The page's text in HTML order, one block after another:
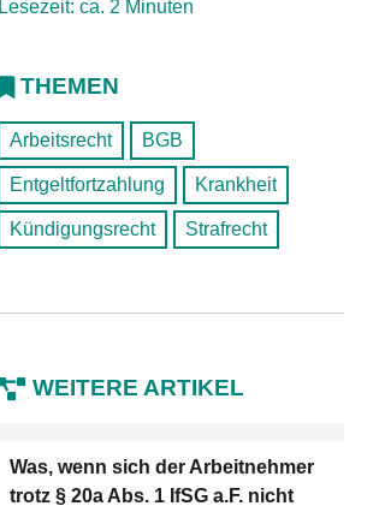
Lesezeit: ca. 2 Minuten
THEMEN
Arbeitsrecht BGB
Entgeltfortzahlung Krankheit
Kündigungsrecht Strafrecht
WEITERE ARTIKEL
Was, wenn sich der Arbeitnehmer
trotz § 20a Abs. 1 IfSG a.F. nicht